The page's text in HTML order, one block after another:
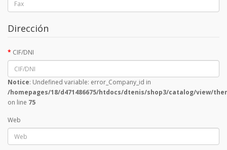
Dirección
CIF/DNI
Notice: Undefined variable: error_Company_id in
/homepages/18/d471486675/htdocs/dtenis/shop3/catalog/view/
on line 75
Web